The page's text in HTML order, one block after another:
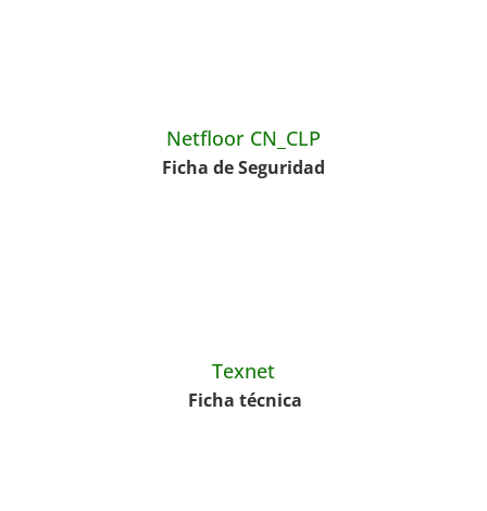
Netfloor CN_CLP
Ficha de Seguridad
Texnet
Ficha técnica